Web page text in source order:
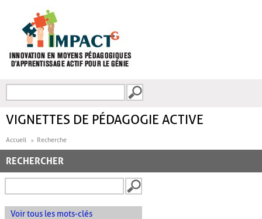
FORMULAIRE DE
VIGNETTES DE PÉDAGOGIE ACTIVE
Accueil Recherche
RECHERCHER
Voir tous les mots-clés